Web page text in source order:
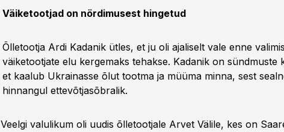
Väiketootjad on nördimusest hingetud
Õlletootja Ardi Kadanik ütles, et ju oli ajaliselt vale enne
väiketootjate elu kergemaks tehakse. Kadanik on sündmuste
et kaalub Ukrainasse õlut tootma ja müüma minna, sest
hinnangul ettevõtjasõbralik.
Veelgi valulikum oli uudis õlletootjale Arvet Välile, kes on